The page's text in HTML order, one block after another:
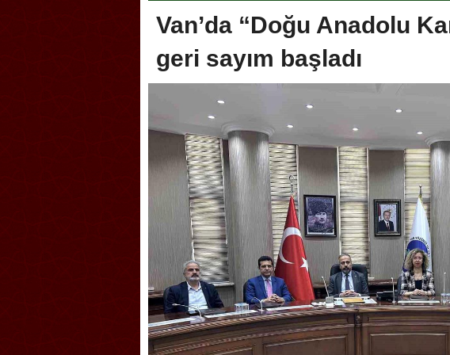
Van’da “Doğu Anadolu
geri sayım başladı
Geleneksel Türk Okçuluğu
Askerlik şakası Dünya Kupası’nı
karıştırdı! Güney Kore’den sert karar